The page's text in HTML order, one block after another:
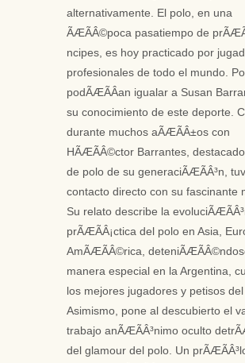
alternativamente. El polo, en una
ÃÆÃÂ©poca pasatiempo de
ncipes, es hoy practicado por
profesionales de todo el mundo.
podÃÆÃÂ­an igualar a Susan
su conocimiento de este deporte.
durante muchos aÃÆÃÂ±os con
HÃÆÃÂ©ctor Barrantes,
de polo de su generaciÃÆÃÂ³n,
contacto directo con su fascinante
Su relato describe la
prÃÆÃÂ¡ctica del polo en Asia,
AmÃÆÃÂ©rica,
manera especial en la Argentina,
los mejores jugadores y petisos del
Asimismo, pone al descubierto el
trabajo anÃÆÃÂ³nimo oculto
del glamour del polo. Un